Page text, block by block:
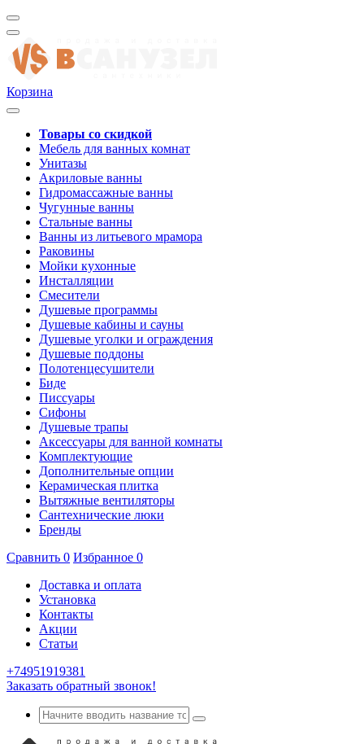
Корзина
Товары со скидкой
Мебель для ванных комнат
Унитазы
Акриловые ванны
Гидромассажные ванны
Чугунные ванны
Стальные ванны
Ванны из литьевого мрамора
Раковины
Мойки кухонные
Инсталляции
Смесители
Душевые программы
Душевые кабины и сауны
Душевые уголки и ограждения
Душевые поддоны
Полотенцесушители
Биде
Писсуары
Сифоны
Душевые трапы
Аксессуары для ванной комнаты
Комплектующие
Дополнительные опции
Керамическая плитка
Вытяжные вентиляторы
Сантехнические люки
Бренды
Сравнить 0 Избранное 0
Доставка и оплата
Установка
Контакты
Акции
Статьи
+74951919381
Заказать обратный звонок!